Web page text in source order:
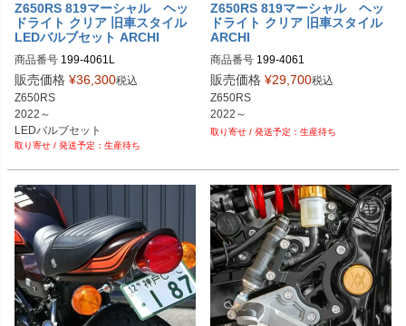
Z650RS 819マーシャル ヘッ
ドライト クリア 旧車スタイル
LEDバルブセット ARCHI
商品番号 199-4061L
販売価格 ¥36,300税込
Z650RS
2022～
LEDバルブセット
生産待ち
Z650RS 819マーシャル ヘッ
ドライト クリア 旧車スタイル
ARCHI
商品番号 199-4061
販売価格 ¥29,700税込
Z650RS
2022～
生産待ち